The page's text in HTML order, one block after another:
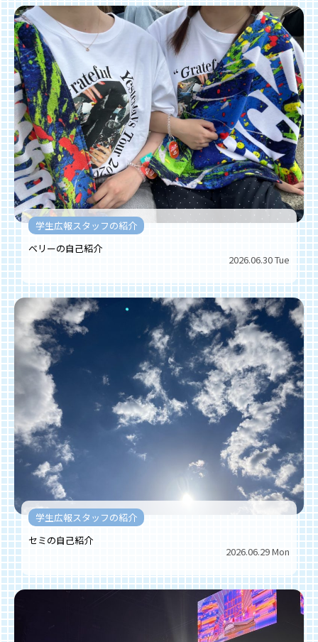
学生広報スタッフの紹介
ベリーの自己紹介
2026.06.30 Tue
学生広報スタッフの紹介
セミの自己紹介
2026.06.29 Mon